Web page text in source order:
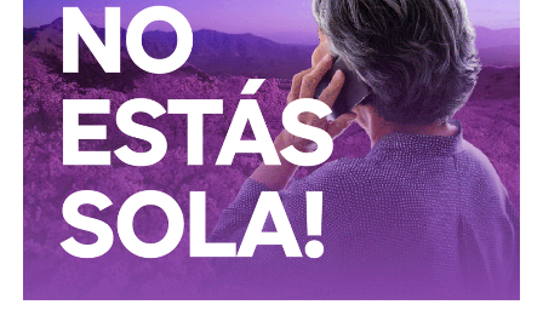
todavía no saben si va a seguir en el poder , hagamos
periodismo útil, no crítica en busca de likes.
Conductores:respeten al peatón.Peatones: no usen el
móvil mientras cruzan las calles, ni intenten ganarle al
semáforo.Ciclistas:
hay solo 3 ciclovías, pero usémoslas
correctamente.
Autoridades:hagan su trabajo, pero háganlo bien, y no
descuiden lo que hicieron antes por centrarse solo en